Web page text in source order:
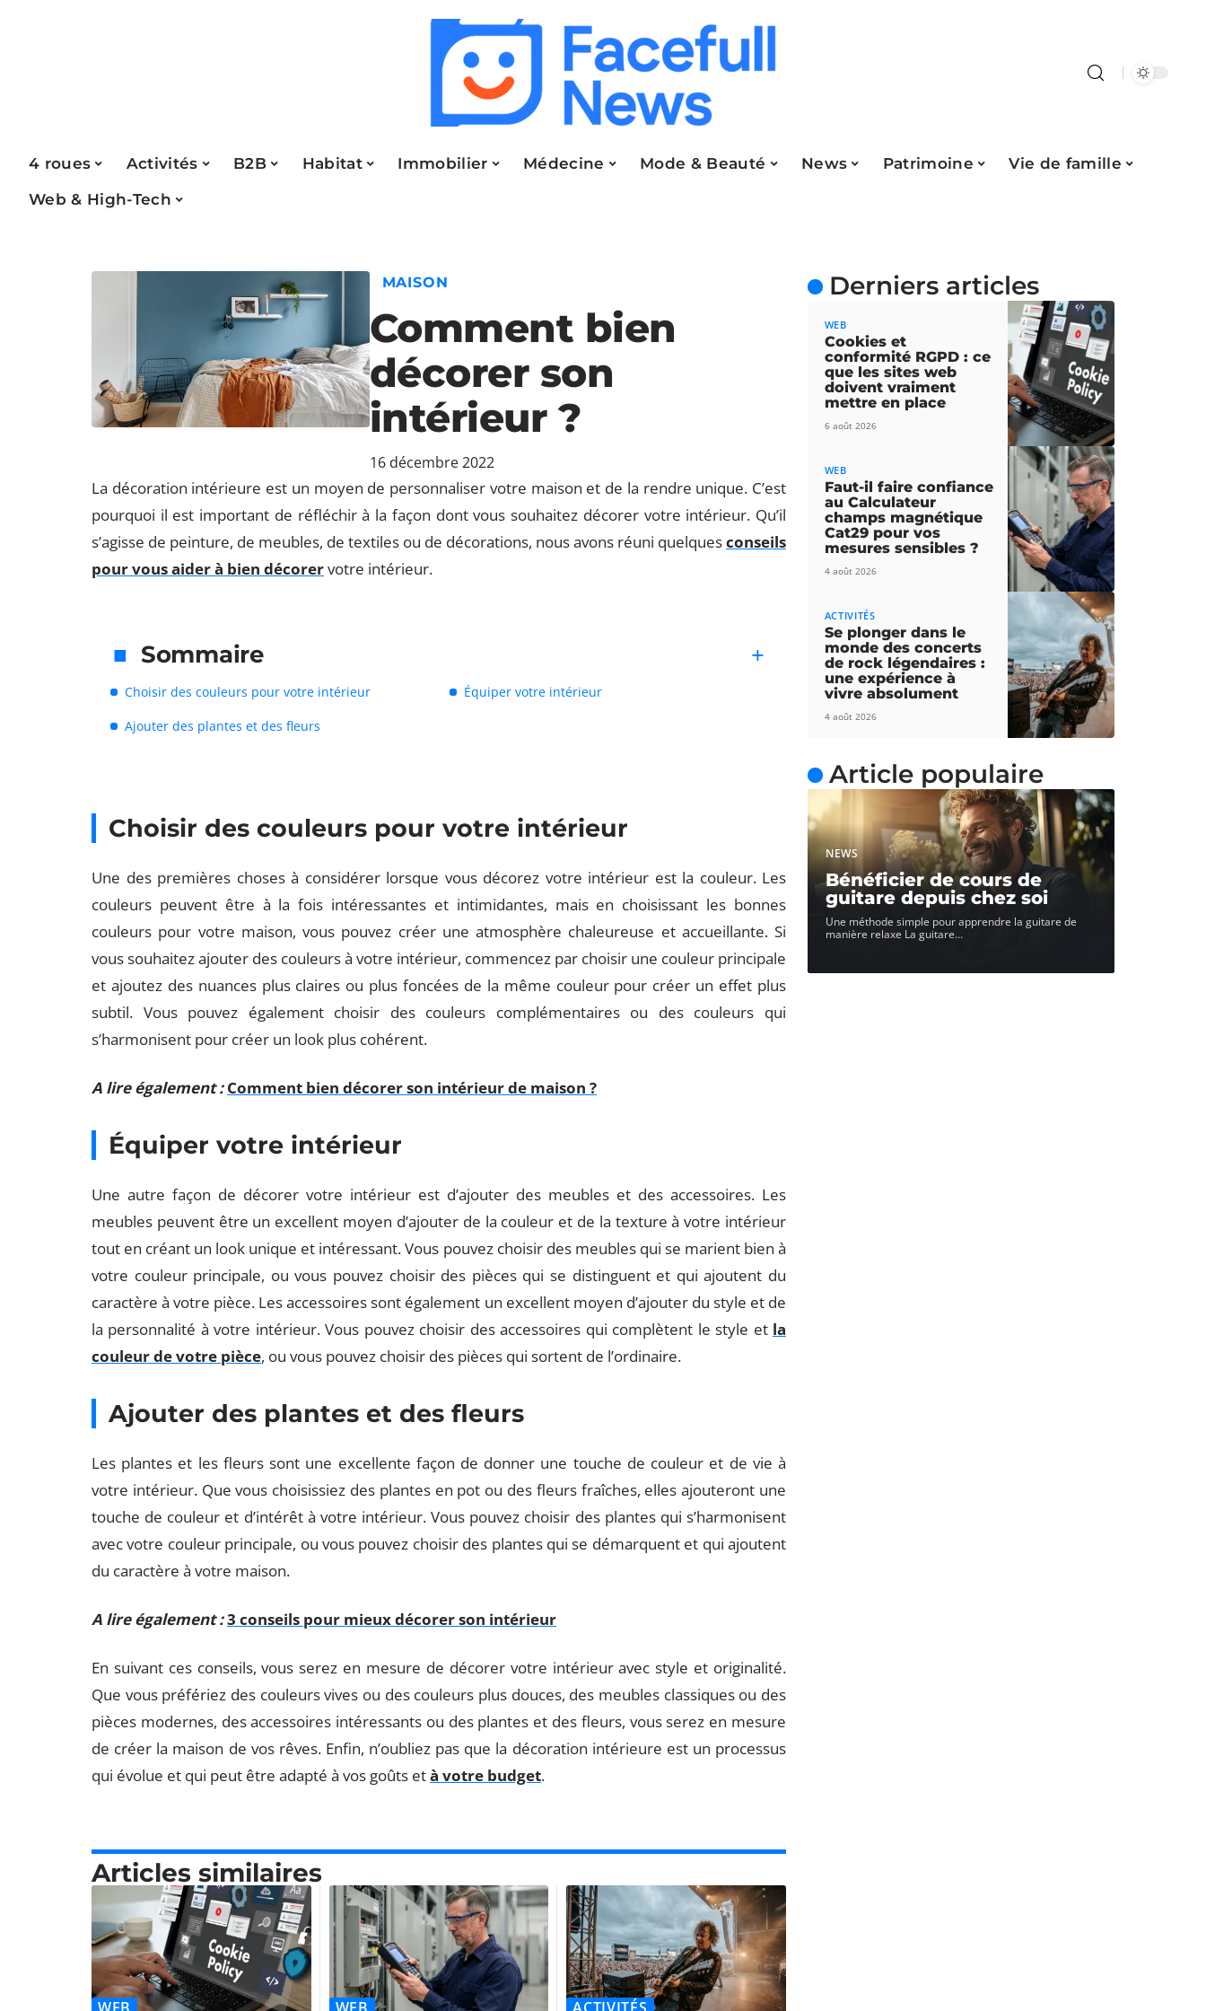
4 roues Activités B2B Habitat Immobilier Médecine Mode & Beauté News Patrimoine
Vie de famille
Web & High-Tech
MAISON
Comment bien
décorer son
intérieur ?
16 décembre 2022
La décoration intérieure est un moyen de personnaliser votre maison et de la rendre unique. C’est
pourquoi il est important de réfléchir à la façon dont vous souhaitez décorer votre intérieur. Qu’il
s’agisse de peinture, de meubles, de textiles ou de décorations, nous avons réuni quelquesconseils
pour vous aider à bien décorervotre intérieur.
Sommaire
Choisir des couleurs pour votre intérieur
Équiper votre intérieur
Ajouter des plantes et des fleurs
Choisir des couleurs pour votre intérieur
Une des premières choses à considérer lorsque vous décorez votre intérieur est la couleur. Les
couleurs peuvent être à la fois intéressantes et intimidantes, mais en choisissant les bonnes
couleurs pour votre maison, vous pouvez créer une atmosphère chaleureuse et accueillante. Si
vous souhaitez ajouter des couleurs à votre intérieur, commencez par choisir une couleur principale
et ajoutez des nuances plus claires ou plus foncées de la même couleur pour créer un effet plus
subtil. Vous pouvez également choisir des couleurs complémentaires ou des couleurs qui
s’harmonisent pour créer un look plus cohérent.
A lire également : Comment bien décorer son intérieur de maison ?
Équiper votre intérieur
Une autre façon de décorer votre intérieur est d’ajouter des meubles et des accessoires. Les
meubles peuvent être un excellent moyen d’ajouter de la couleur et de la texture à votre intérieur
tout en créant un look unique et intéressant. Vous pouvez choisir des meubles qui se marient bien à
votre couleur principale, ou vous pouvez choisir des pièces qui se distinguent et qui ajoutent du
caractère à votre pièce. Les accessoires sont également un excellent moyen d’ajouter du style et de
la personnalité à votre intérieur. Vous pouvez choisir des accessoires qui complètent le style et la
couleur de votre pièce, ou vous pouvez choisir des pièces qui sortent de l’ordinaire.
Ajouter des plantes et des fleurs
Les plantes et les fleurs sont une excellente façon de donner une touche de couleur et de vie à
votre intérieur. Que vous choisissiez des plantes en pot ou des fleurs fraîches, elles ajouteront une
touche de couleur et d’intérêt à votre intérieur. Vous pouvez choisir des plantes qui s’harmonisent
avec votre couleur principale, ou vous pouvez choisir des plantes qui se démarquent et qui ajoutent
du caractère à votre maison.
A lire également :3 conseils pour mieux décorer son intérieur
En suivant ces conseils, vous serez en mesure de décorer votre intérieur avec style et originalité.
Que vous préfériez des couleurs vives ou des couleurs plus douces, des meubles classiques ou des
pièces modernes, des accessoires intéressants ou des plantes et des fleurs, vous serez en mesure
de créer la maison de vos rêves. Enfin, n’oubliez pas que la décoration intérieure est un processus
qui évolue et qui peut être adapté à vos goûts età votre budget.
Articles similaires
Derniers articles
WEB
Cookies et
conformité RGPD : ce
que les sites web
doivent vraiment
mettre en place
6 août 2026
WEB
Faut-il faire confiance
au Calculateur
champs magnétique
Cat29 pour vos
mesures sensibles ?
4 août 2026
ACTIVITÉS
Se plonger dans le
monde des concerts
de rock légendaires :
une expérience à
vivre absolument
4 août 2026
Article populaire
NEWS
Bénéficier de cours de
guitare depuis chez soi
Une méthode simple pour apprendre la guitare de
manière relaxe La guitare…